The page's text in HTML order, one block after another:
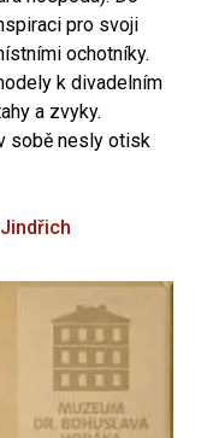
pro svoji
ochotníky.
k divadelním
a zvyky.
sobě nesly otisk
Jindřich